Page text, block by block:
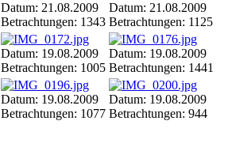
Datum: 21.08.2009
Betrachtungen: 1343
Datum: 21.08.2009
Betrachtungen: 1125
Datum: 19.08.2009
Betrachtungen: 1005
Datum: 19.08.2009
Betrachtungen: 1441
Datum: 19.08.2009
Betrachtungen: 1077
Datum: 19.08.2009
Betrachtungen: 944